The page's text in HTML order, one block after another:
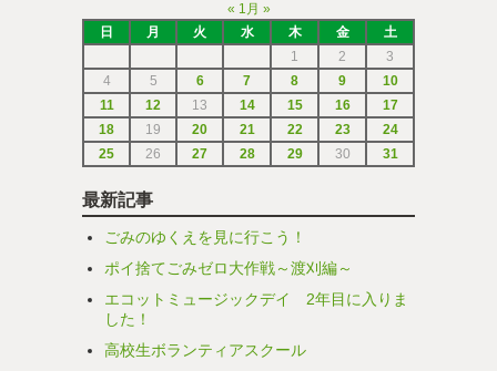
« 1月 »
日
月 火 水 木 金
土
1
2
3
4
5 6 7 8 9
10
11
12 13 14 15 16
17
18
19 20 21 22 23
24
25
26 27 28 29 30 31
最新記事
ごみのゆくえを見に行こう！
ポイ捨てごみゼロ大作戦～渡刈編～
エコットミュージックデイ 2年目に入りま
した！
高校生ボランティアスクール